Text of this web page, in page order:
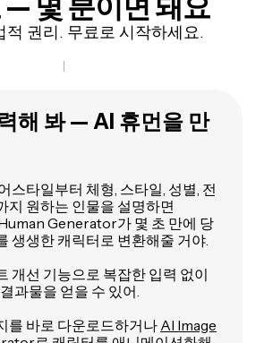
적 권리. 무료로 시작하세요.
해 봐 — AI 휴먼을 만
스타일부터 체형, 스타일, 성별, 전
지 원하는 인물을 설명하면
Generator가 몇 초 만에 당
생생한 캐릭터로 변환해줄 거야.
개선 기능으로 복잡한 입력 없이
과물을 얻을 수 있어.
를 바로 다운로드하거나 AI Image